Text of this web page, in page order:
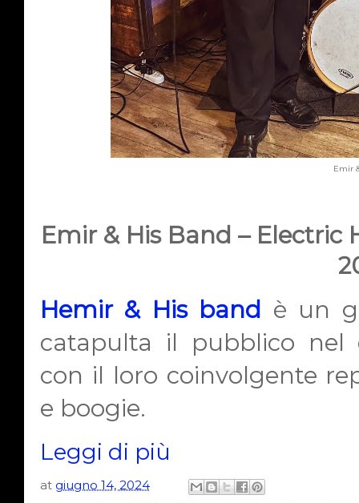
Emir
Emir & His Band –
Hemir & His band è un
catapulta il pubblico nel
con il loro coinvolgente
e boogie.
Leggi di più
at giugno 14, 2024